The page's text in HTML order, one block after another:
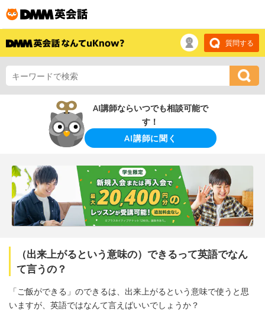
質問する
AI講師ならいつでも相談可能で
す！
AI講師に聞く
（出来上がるという意味の）できるって英語でなん
て言うの？
「ご飯ができる」のできるは、出来上がるという意味で使うと思
いますが、英語ではなんて言えばいいでしょうか？